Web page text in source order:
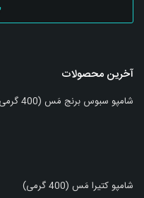
آخرین محصولات
شامپو سبوس برنج مَس (400 گرمی)
شامپو کتیرا مَس (400 گرمی)